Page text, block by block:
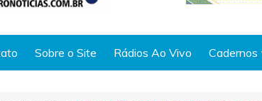
Sobre o Site Rádios Ao Vivo Cadernos